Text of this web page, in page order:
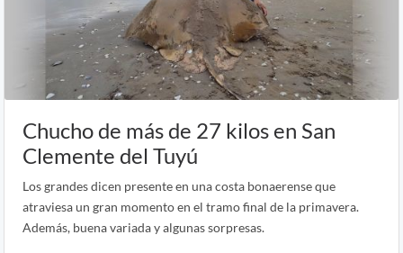
Chucho de más de 27 kilos en San
Clemente del Tuyú
Los grandes dicen presente en una costa bonaerense que
atraviesa un gran momento en el tramo final de la primavera.
Además, buena variada y algunas sorpresas.